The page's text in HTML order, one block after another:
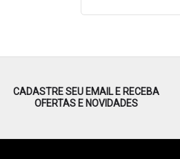
CADASTRE SEU EMAIL E RECEBA
OFERTAS E NOVIDADES